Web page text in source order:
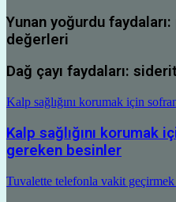
Yunan yoğurdu
değerleri
Dağ çayı faydaları:
Kalp sağlığını korumak için
Kalp sağlığını korumak
gereken besinler
Tuvalette telefonla vakit geçirmek